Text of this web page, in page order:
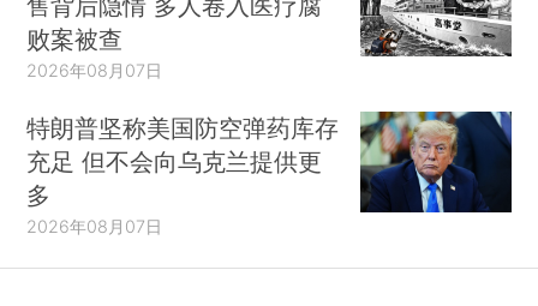
败案被查
2026年08月07日
特朗普坚称美国防空弹药库存
充足 但不会向乌克兰提供更
多
2026年08月07日